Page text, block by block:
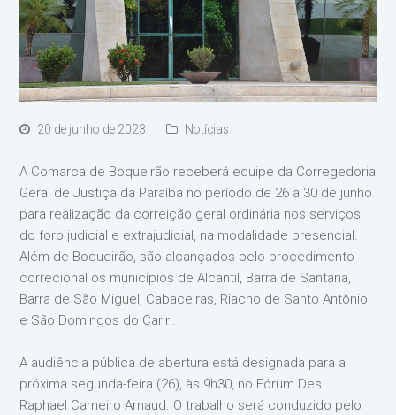
20 de junho de 2023 Notícias
A Comarca de Boqueirão receberá equipe da Corregedoria
Geral de Justiça da Paraíba no período de 26 a 30 de junho
para realização da correição geral ordinária nos serviços
do foro judicial e extrajudicial, na modalidade presencial.
Além de Boqueirão, são alcançados pelo procedimento
correcional os municípios de Alcantil, Barra de Santana,
Barra de São Miguel, Cabaceiras, Riacho de Santo Antônio
e São Domingos do Cariri.
A audiência pública de abertura está designada para a
próxima segunda-feira (26), às 9h30, no Fórum Des.
Raphael Carneiro Arnaud. O trabalho será conduzido pelo